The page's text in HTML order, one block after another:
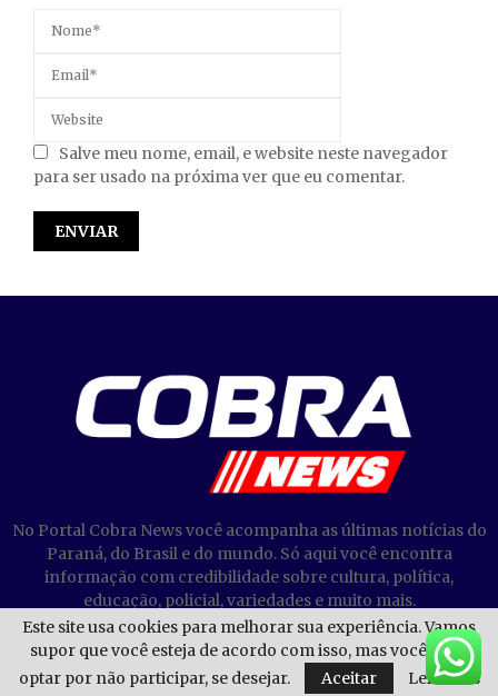
Salve meu nome, email, e website neste navegador
para ser usado na próxima ver que eu comentar.
No Portal Cobra News você acompanha as últimas notícias do
Paraná, do Brasil e do mundo. Só aqui você encontra
informação com credibilidade sobre cultura, política,
educação, policial, variedades e muito mais.
@2023 - Cobra News. Todos os direitos reservados.
Este site usa cookies para melhorar sua experiência. Vamos
supor que você esteja de acordo com isso, mas você pode
optar por não participar, se desejar.
Aceitar Leia mais